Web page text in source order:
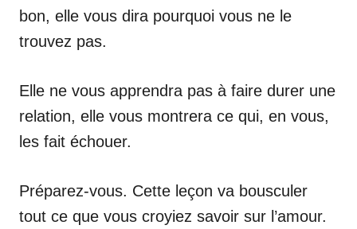
bon, elle vous dira pourquoi vous ne le
trouvez pas.
Elle ne vous apprendra pas à faire durer une
relation, elle vous montrera ce qui, en vous,
les fait échouer.
Préparez-vous. Cette leçon va bousculer
tout ce que vous croyiez savoir sur l’amour.